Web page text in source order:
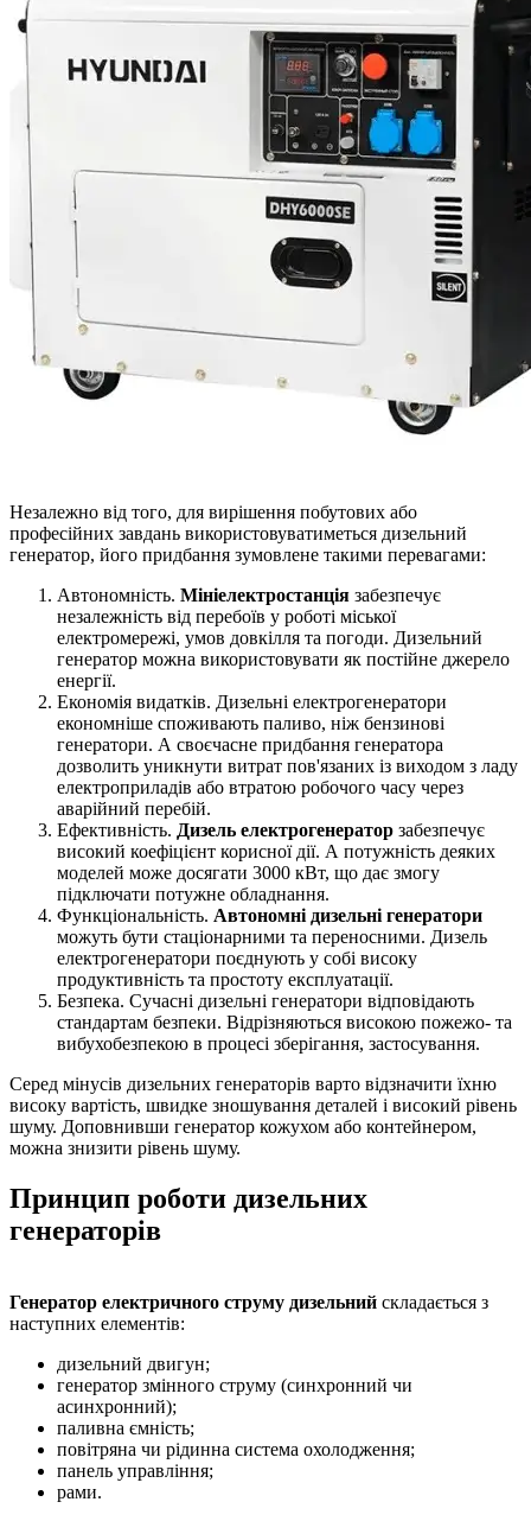
Незалежно від того, для вирішення побутових або
професійних завдань використовуватиметься дизельний
генератор, його придбання зумовлене такими перевагами:
Автономність. Мініелектростанція забезпечує
незалежність від перебоїв у роботі міської
електромережі, умов довкілля та погоди. Дизельний
генератор можна використовувати як постійне джерело
енергії.
Економія видатків. Дизельні електрогенератори
економніше споживають паливо, ніж бензинові
генератори. А своєчасне придбання генератора
дозволить уникнути витрат пов'язаних із виходом з ладу
електроприладів або втратою робочого часу через
аварійний перебій.
Ефективність. Дизель електрогенератор забезпечує
високий коефіцієнт корисної дії. А потужність деяких
моделей може досягати 3000 кВт, що дає змогу
підключати потужне обладнання.
Функціональність. Автономні дизельні генератори
можуть бути стаціонарними та переносними. Дизель
електрогенератори поєднують у собі високу
продуктивність та простоту експлуатації.
Безпека. Сучасні дизельні генератори відповідають
стандартам безпеки. Відрізняються високою пожежо- та
вибухобезпекою в процесі зберігання, застосування.
Серед мінусів дизельних генераторів варто відзначити їхню
високу вартість, швидке зношування деталей і високий рівень
шуму. Доповнивши генератор кожухом або контейнером,
можна знизити рівень шуму.
Принцип роботи дизельних
генераторів
Генератор електричного струму дизельний складається з
наступних елементів:
дизельний двигун;
генератор змінного струму (синхронний чи
асинхронний);
паливна ємність;
повітряна чи рідинна система охолодження;
панель управління;
рами.